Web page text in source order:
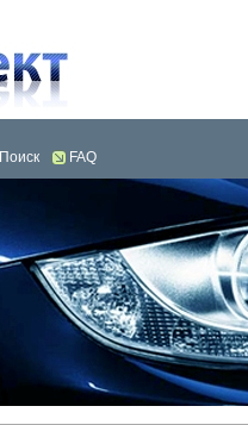
Поиск FAQ